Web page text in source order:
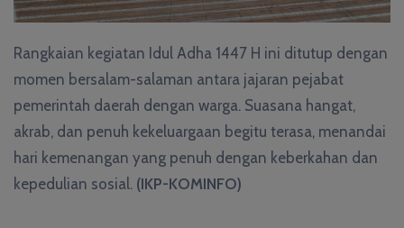
Rangkaian kegiatan Idul Adha 1447 H ini ditutup dengan
momen bersalam-salaman antara jajaran pejabat
pemerintah daerah dengan warga. Suasana hangat,
akrab, dan penuh kekeluargaan begitu terasa, menandai
hari kemenangan yang penuh dengan keberkahan dan
kepedulian sosial. (IKP-KOMINFO)